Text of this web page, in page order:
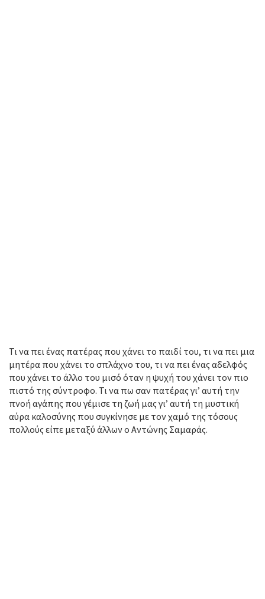
Τι να πει ένας πατέρας που χάνει το παιδί του, τι να πει μια
μητέρα που χάνει το σπλάχνο του, τι να πει ένας αδελφός
που χάνει το άλλο του μισό όταν η ψυχή του χάνει τον πιο
πιστό της σύντροφο. Τι να πω σαν πατέρας γι’ αυτή την
πνοή αγάπης που γέμισε τη ζωή μας γι’ αυτή τη μυστική
αύρα καλοσύνης που συγκίνησε με τον χαμό της τόσους
πολλούς είπε μεταξύ άλλων ο Αντώνης Σαμαράς.